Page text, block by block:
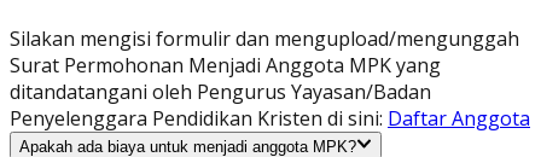
Silakan mengisi formulir dan mengupload/mengunggah
Surat Permohonan Menjadi Anggota MPK yang
ditandatangani oleh Pengurus Yayasan/Badan
Penyelenggara Pendidikan Kristen di sini: Daftar Anggota
Apakah ada biaya untuk menjadi anggota MPK?